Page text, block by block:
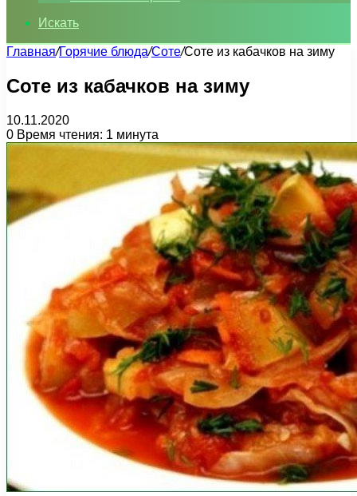
Искать
Главная/Горячие блюда/Соте/Соте из кабачков на зиму
Соте из кабачков на зиму
10.11.2020
0 Время чтения: 1 минута